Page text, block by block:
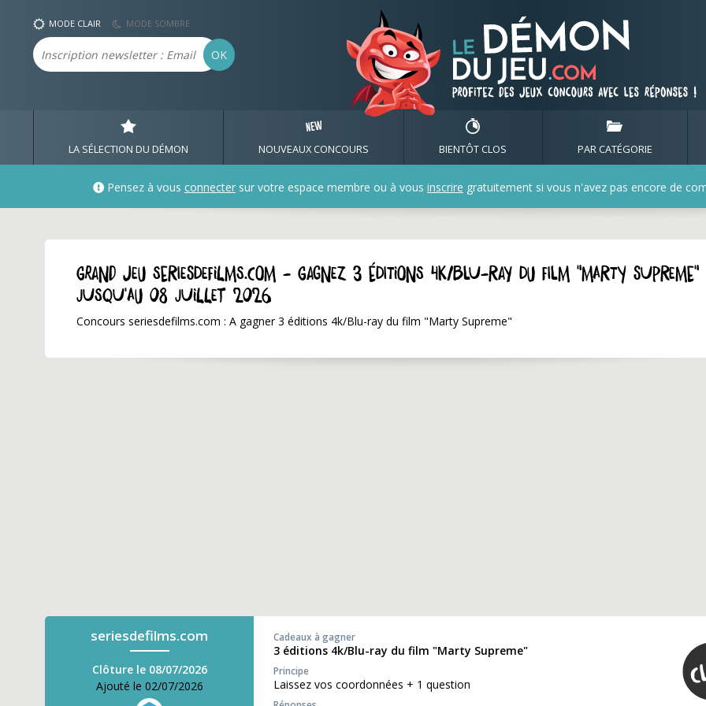
MODE CLAIR MODE SOMBRE
Email OK
LA SÉLECTION DU DÉMON NOUVEAUX CONCOURS BIENTÔT CLOS PAR CATÉGORIE
Pensez à vous connecter sur votre espace membre ou à vous inscrire gratuitement si vous n'avez pas encore de
GRAND JEU seriesdefilms.com - Gagnez 3 éditions 4k/Blu-ray du film "Marty Supreme"
jusqu'au 08 juillet 2026
Concours seriesdefilms.com : A gagner 3 éditions 4k/Blu-ray du film "Marty Supreme"
seriesdefilms.com
Clôture le 08/07/2026
Ajouté le 02/07/2026
Cadeaux à gagner
3 éditions 4k/Blu-ray du film "Marty Supreme"
Principe
Laissez vos coordonnées + 1 question